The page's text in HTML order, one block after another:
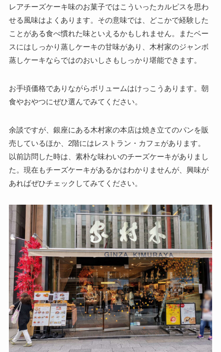
レアチーズケーキ味のお菓子ではこういったカルピスを思わ
せる風味はよくあります。その意味では、どこかで経験した
ことがある食べ慣れた味といえるかもしれません。またベー
スにはしっかり蒸しケーキの甘味があり、木村家のジャンボ
蒸しケーキならではのおいしさもしっかり堪能できます。
お手頃価格でありながらボリュームはけっこうあります。朝
食やおやつにぜひ選んでみてください。
余談ですが、銀座にある木村家の本店は焼き立てのパンを販
売しているほか、2階にはレストラン・カフェがあります。
以前訪問した時は、素朴な味わいのチーズケーキがありまし
た。現在もチーズケーキがあるかはわかりませんが、興味が
あればぜひチェックしてみてください。